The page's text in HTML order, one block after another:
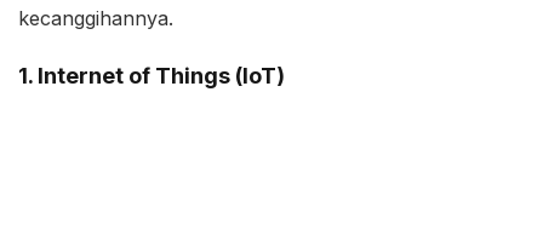
kecanggihannya.
1. Internet of Things (IoT)